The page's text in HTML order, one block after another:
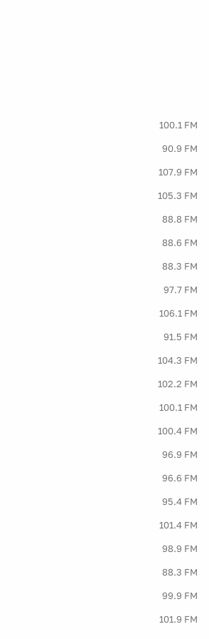
100.1 FM
90.9 FM
107.9 FM
105.3 FM
88.8 FM
88.6 FM
88.3 FM
97.7 FM
106.1 FM
91.5 FM
104.3 FM
102.2 FM
100.1 FM
100.4 FM
96.9 FM
96.6 FM
95.4 FM
101.4 FM
98.9 FM
88.3 FM
99.9 FM
101.9 FM